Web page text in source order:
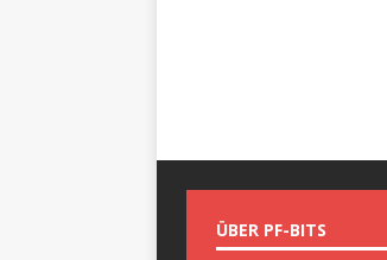
ÜBER PF-BITS